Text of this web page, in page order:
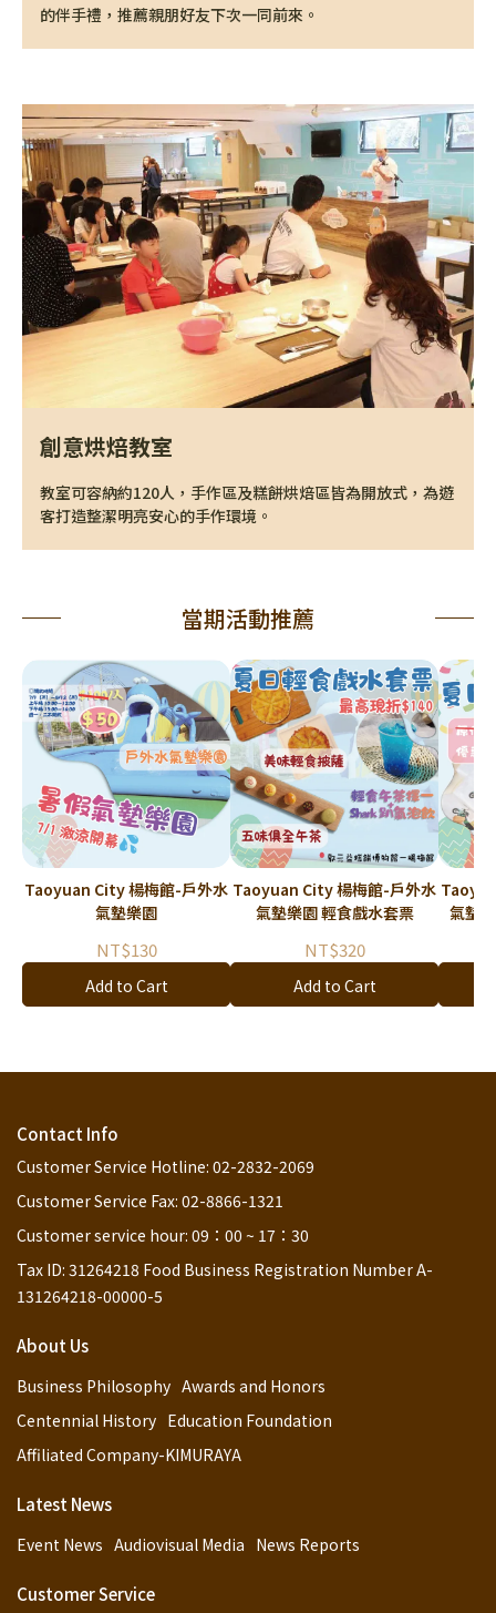
的伴手禮，推薦親朋好友下次一同前來。
創意烘焙教室
教室可容納約120人，手作區及糕餅烘焙區皆為開放式，為遊
客打造整潔明亮安心的手作環境。
當期活動推薦
Taoyuan City 楊梅館-戶外水
氣墊樂園
NT$130
Add to Cart
Taoyuan City 楊梅館-戶外水
氣墊樂園 輕食戲水套票
NT$320
Add to Cart
Taoyuan City
氣墊
Contact Info
Customer Service Hotline: 02-2832-2069
Customer Service Fax: 02-8866-1321
Customer service hour: 09：00 ~ 17：30
Tax ID: 31264218 Food Business Registration Number A-
131264218-00000-5
About Us
Business Philosophy Awards and Honors
Centennial History Education Foundation
Affiliated Company-KIMURAYA
Latest News
Event News Audiovisual Media News Reports
Customer Service